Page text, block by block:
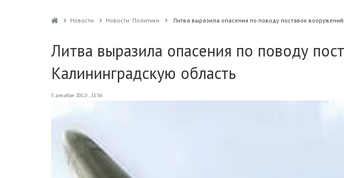
Новости Новости: Политики Литва выразила опасения по поводу поставок
Литва выразила опасения по поводу
Калининградскую область
5 декабря 2012г., 11:56